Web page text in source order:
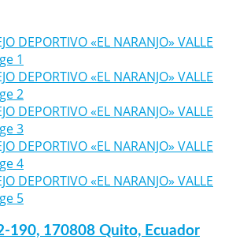
190, 170808 Quito, Ecuador